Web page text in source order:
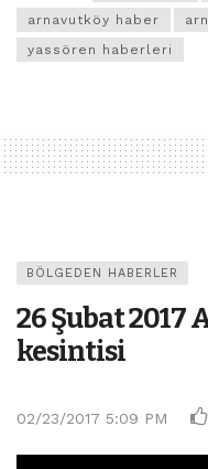
arnavutköy haber
yassören haberleri
BÖLGEDEN HABERLER
26 Şubat
kesintisi
02/23/2017 5:09 PM